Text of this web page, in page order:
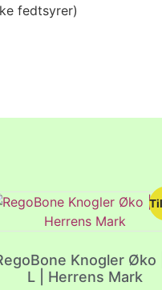
fedtsyrer)
Knogler Øko
L | Herrens Mark